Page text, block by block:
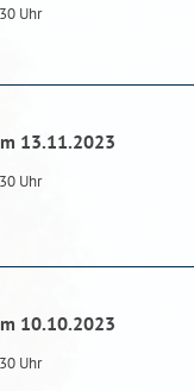
Uhr
13.11.2023
Uhr
10.10.2023
Uhr